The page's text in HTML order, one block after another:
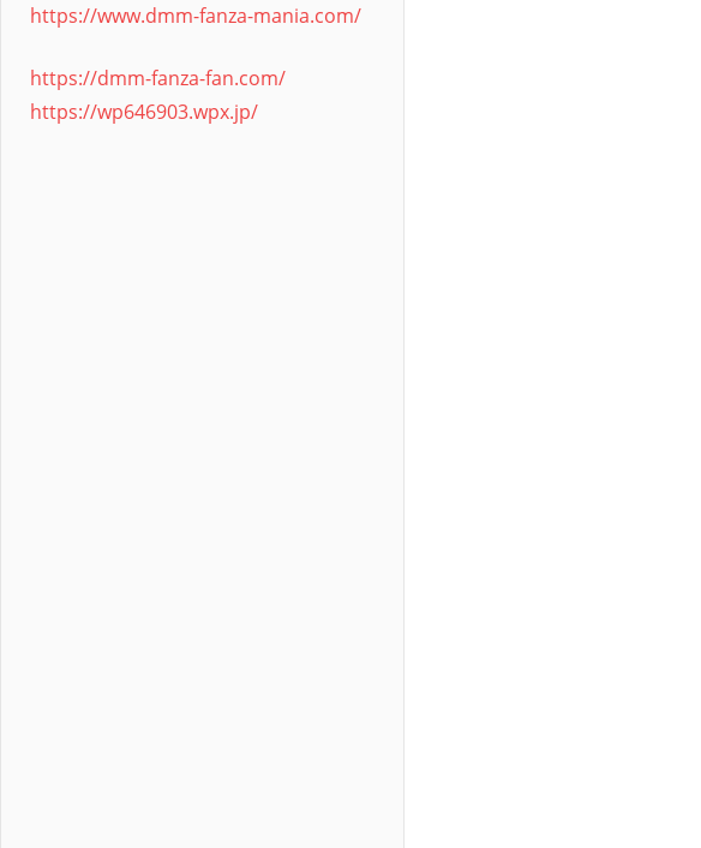
https://www.dmm-fanza-mania.com/
https://dmm-fanza-fan.com/
https://wp646903.wpx.jp/